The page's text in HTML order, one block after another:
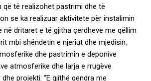
që të realizohet pastrimi dhe të
se ka realizuar aktivitete për instalimin
dritaret e të gjitha çerdheve me qëllim
mbi shëndetin e njeriut dhe mjedisin.
dhe pastrimin e deponive
atmosferike dhe larja e rrugëve
projekti: “E gjithë qendra me